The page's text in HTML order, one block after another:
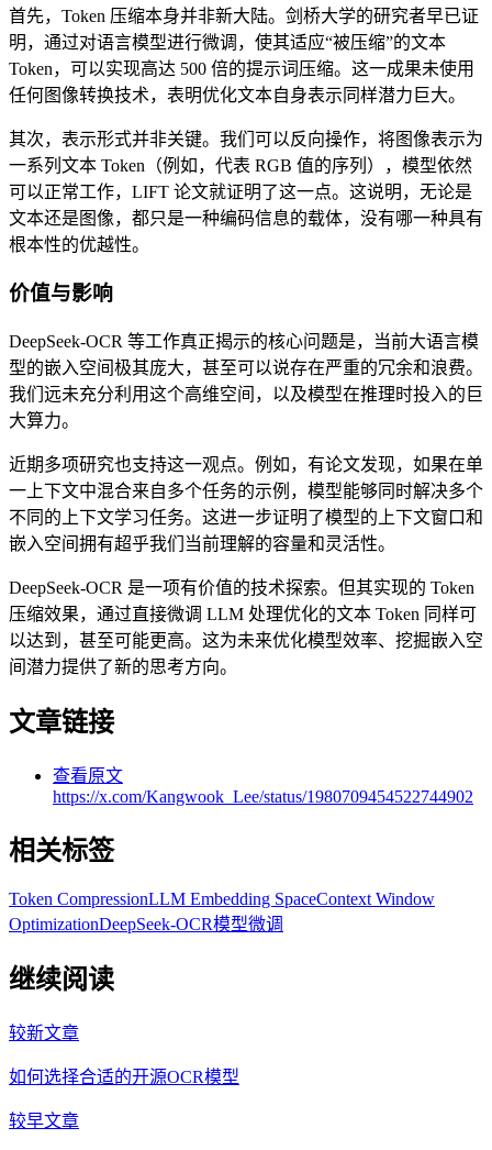
首先，Token 压缩本身并非新大陆。剑桥大学的研究者早已证
明，通过对语言模型进行微调，使其适应“被压缩”的文本
Token，可以实现高达 500 倍的提示词压缩。这一成果未使用
任何图像转换技术，表明优化文本自身表示同样潜力巨大。
其次，表示形式并非关键。我们可以反向操作，将图像表示为
一系列文本 Token（例如，代表 RGB 值的序列），模型依然
可以正常工作，LIFT 论文就证明了这一点。这说明，无论是
文本还是图像，都只是一种编码信息的载体，没有哪一种具有
根本性的优越性。
价值与影响
DeepSeek-OCR 等工作真正揭示的核心问题是，当前大语言模
型的嵌入空间极其庞大，甚至可以说存在严重的冗余和浪费。
我们远未充分利用这个高维空间，以及模型在推理时投入的巨
大算力。
近期多项研究也支持这一观点。例如，有论文发现，如果在单
一上下文中混合来自多个任务的示例，模型能够同时解决多个
不同的上下文学习任务。这进一步证明了模型的上下文窗口和
嵌入空间拥有超乎我们当前理解的容量和灵活性。
DeepSeek-OCR 是一项有价值的技术探索。但其实现的 Token
压缩效果，通过直接微调 LLM 处理优化的文本 Token 同样可
以达到，甚至可能更高。这为未来优化模型效率、挖掘嵌入空
间潜力提供了新的思考方向。
文章链接
查看原文
https://x.com/Kangwook_Lee/status/1980709454522744902
相关标签
Token CompressionLLM Embedding SpaceContext Window
OptimizationDeepSeek-OCR模型微调
继续阅读
较新文章
如何选择合适的开源OCR模型
较早文章